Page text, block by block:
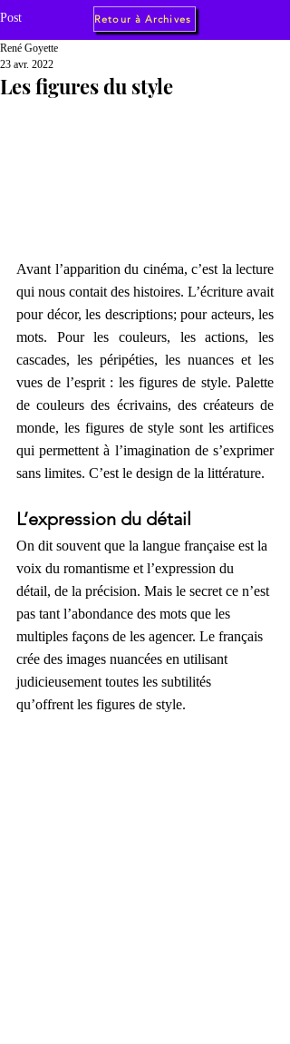
Post
Les figures du style
René Goyette
23 avr. 2022
Avant l’apparition du cinéma, c’est la lecture
qui nous contait des histoires. L’écriture avait
pour décor, les descriptions; pour acteurs, les
mots. Pour les couleurs, les actions, les
cascades, les péripéties, les nuances et les
vues de l’esprit : les figures de style. Palette
de couleurs des écrivains, des créateurs de
monde, les figures de style sont les artifices
qui permettent à l’imagination de s’exprimer
sans limites. C’est le design de la littérature.
L’expression du détail
On dit souvent que la langue française est la
voix du romantisme et l’expression du
détail, de la précision. Mais le secret ce n’est
pas tant l’abondance des mots que les
multiples façons de les agencer. Le français
crée des images nuancées en utilisant
judicieusement toutes les subtilités
qu’offrent les figures de style.
Retour à Archives